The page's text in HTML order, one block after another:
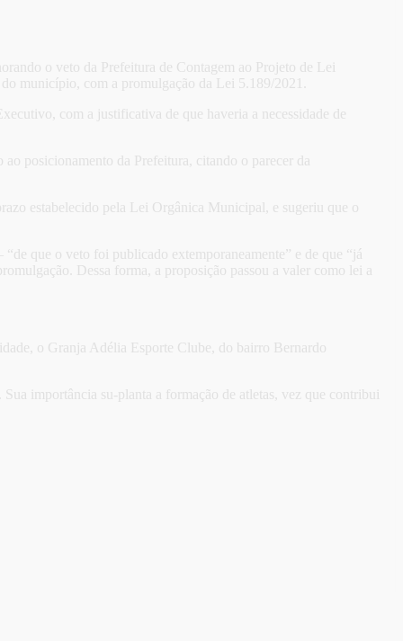
o veto da Prefeitura de Contagem ao Projeto de Lei
município, com a promulgação da Lei 5.189/2021.
com a justificativa de que haveria a necessidade de
posicionamento da Prefeitura, citando o parecer da
estabelecido pela Lei Orgânica Municipal, e sugeriu que o
que o veto foi publicado extemporaneamente” e de que “já
Dessa forma, a proposição passou a valer como lei a
o Granja Adélia Esporte Clube, do bairro Bernardo
importância su-planta a formação de atletas, vez que contribui